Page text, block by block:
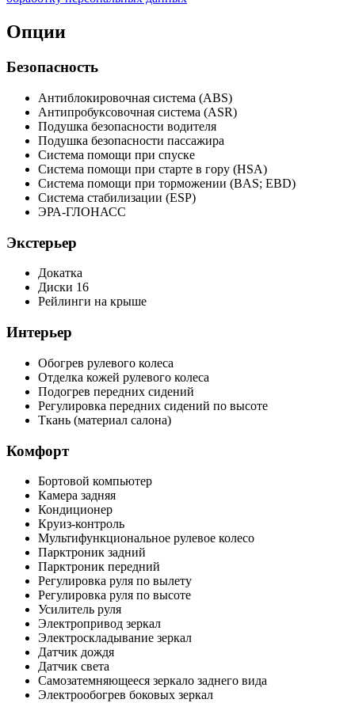
Опции
Безопасность
Антиблокировочная система (ABS)
Антипробуксовочная система (ASR)
Подушка безопасности водителя
Подушка безопасности пассажира
Система помощи при спуске
Система помощи при старте в гору (HSA)
Система помощи при торможении (BAS; EBD)
Система стабилизации (ESP)
ЭРА-ГЛОНАСС
Экстерьер
Докатка
Диски 16
Рейлинги на крыше
Интерьер
Обогрев рулевого колеса
Отделка кожей рулевого колеса
Подогрев передних сидений
Регулировка передних сидений по высоте
Ткань (материал салона)
Комфорт
Бортовой компьютер
Камера задняя
Кондиционер
Круиз-контроль
Мультифункциональное рулевое колесо
Парктроник задний
Парктроник передний
Регулировка руля по вылету
Регулировка руля по высоте
Усилитель руля
Электропривод зеркал
Электроскладывание зеркал
Датчик дождя
Датчик света
Самозатемняющееся зеркало заднего вида
Электрообогрев боковых зеркал